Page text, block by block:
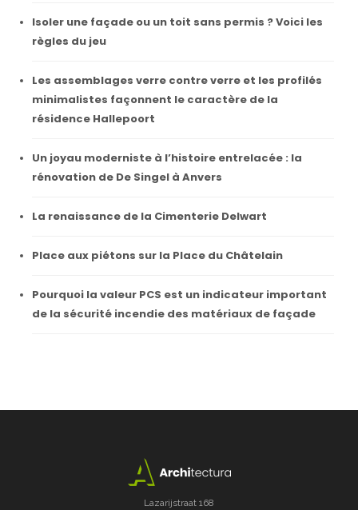
Isoler une façade ou un toit sans permis ? Voici les
règles du jeu
Les assemblages verre contre verre et les profilés
minimalistes façonnent le caractère de la
résidence Hallepoort
Un joyau moderniste à l’histoire entrelacée : la
rénovation de De Singel à Anvers
La renaissance de la Cimenterie Delwart
Place aux piétons sur la Place du Châtelain
Pourquoi la valeur PCS est un indicateur important
de la sécurité incendie des matériaux de façade
Lazarijstraat 168